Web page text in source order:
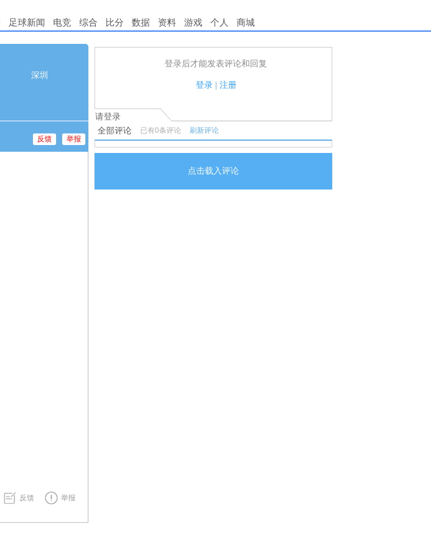
足球新闻 电竞 综合 比分 数据 资料 游戏 个人 商城
深圳
举报
反馈
反馈 举报
登录后才能发表评论和回复
登录| 注册
1.电脑端新用户可以发表评论了！
2.发言请遵守国家法律法规.
请登录
全部评论 已有0条评论 刷新评论
点击载入评论